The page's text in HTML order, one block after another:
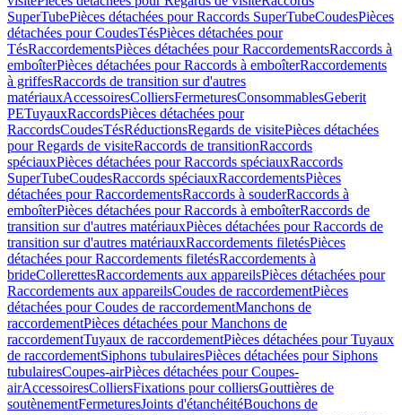
SuperTubePièces détachées pour Raccords SuperTubeCoudesPièces
détachées pour CoudesTésPièces détachées pour
TésRaccordementsPièces détachées pour RaccordementsRaccords à
emboîterPièces détachées pour Raccords à emboîterRaccordements
à griffesRaccords de transition sur d'autres
matériauxAccessoiresColliersFermeturesConsommablesGeberit
PETuyauxRaccordsPièces détachées pour
RaccordsCoudesTésRéductionsRegards de visitePièces détachées
pour Regards de visiteRaccords de transitionRaccords
spéciauxPièces détachées pour Raccords spéciauxRaccords
SuperTubeCoudesRaccords spéciauxRaccordementsPièces
détachées pour RaccordementsRaccords à souderRaccords à
emboîterPièces détachées pour Raccords à emboîterRaccords de
transition sur d'autres matériauxPièces détachées pour Raccords de
transition sur d'autres matériauxRaccordements filetésPièces
détachées pour Raccordements filetésRaccordements à
brideCollerettesRaccordements aux appareilsPièces détachées pour
Raccordements aux appareilsCoudes de raccordementPièces
détachées pour Coudes de raccordementManchons de
raccordementPièces détachées pour Manchons de
raccordementTuyaux de raccordementPièces détachées pour Tuyaux
de raccordementSiphons tubulairesPièces détachées pour Siphons
tubulairesCoupes-airPièces détachées pour Coupes-
airAccessoiresColliersFixations pour colliersGouttières de
soutènementFermeturesJoints d'étanchéitéBouchons de